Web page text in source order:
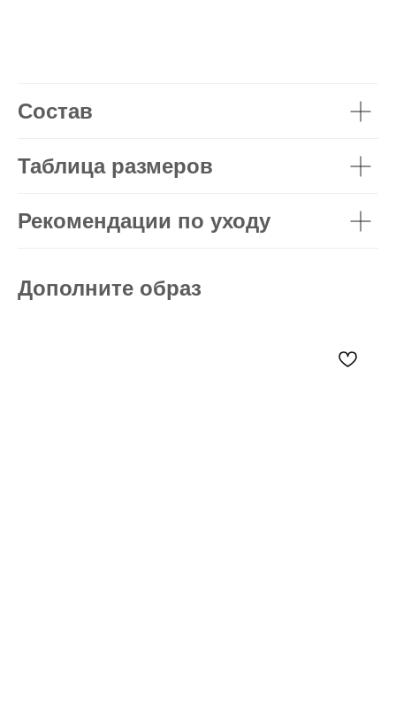
Состав
Таблица размеров
Рекомендации по уходу
Дополните образ